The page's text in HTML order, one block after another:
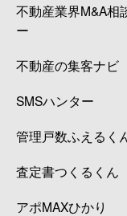
不動産業界M&A相
ー
不動産の集客ナビ
SMSハンター
管理戸数ふえるく
査定書つくるくん
アポMAXひかり